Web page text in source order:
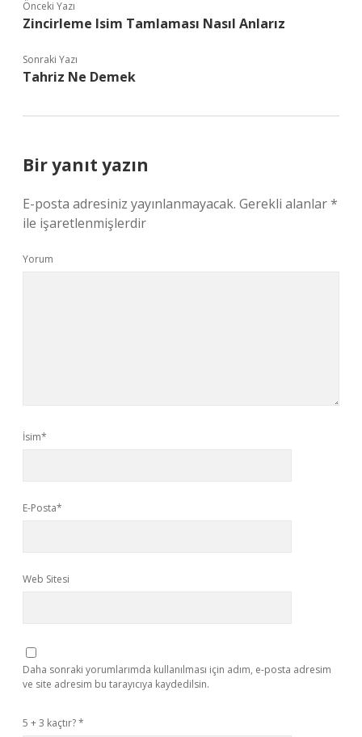
Önceki Yazı
Zincirleme Isim Tamlaması Nasıl Anlarız
Sonraki Yazı
Tahriz Ne Demek
Bir yanıt yazın
E-posta adresiniz yayınlanmayacak. Gerekli alanlar*
ile işaretlenmişlerdir
Yorum
İsim*
E-Posta*
Web Sitesi
Daha sonraki yorumlarımda kullanılması için adım, e-posta adresim
ve site adresim bu tarayıcıya kaydedilsin.
5 + 3 kaçtır?*